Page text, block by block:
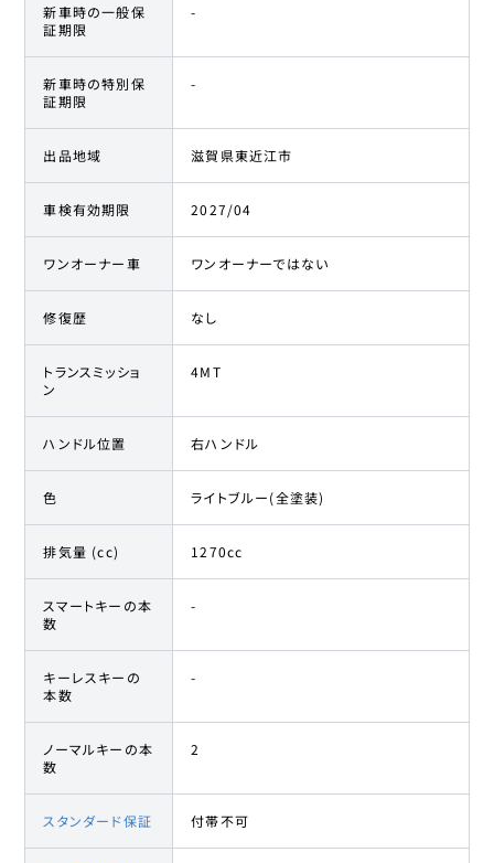
新車時の一般保
証期限
-
新車時の特別保
証期限
-
出品地域 滋賀県東近江市
車検有効期限 2027/04
ワンオーナー車 ワンオーナーではない
修復歴 なし
トランスミッショ
ン
4MT
ハンドル位置 右ハンドル
色 ライトブルー(全塗装)
排気量 (cc) 1270cc
スマートキーの本
数
-
キーレスキーの
本数
-
ノーマルキーの本
数
2
スタンダード保証 付帯不可